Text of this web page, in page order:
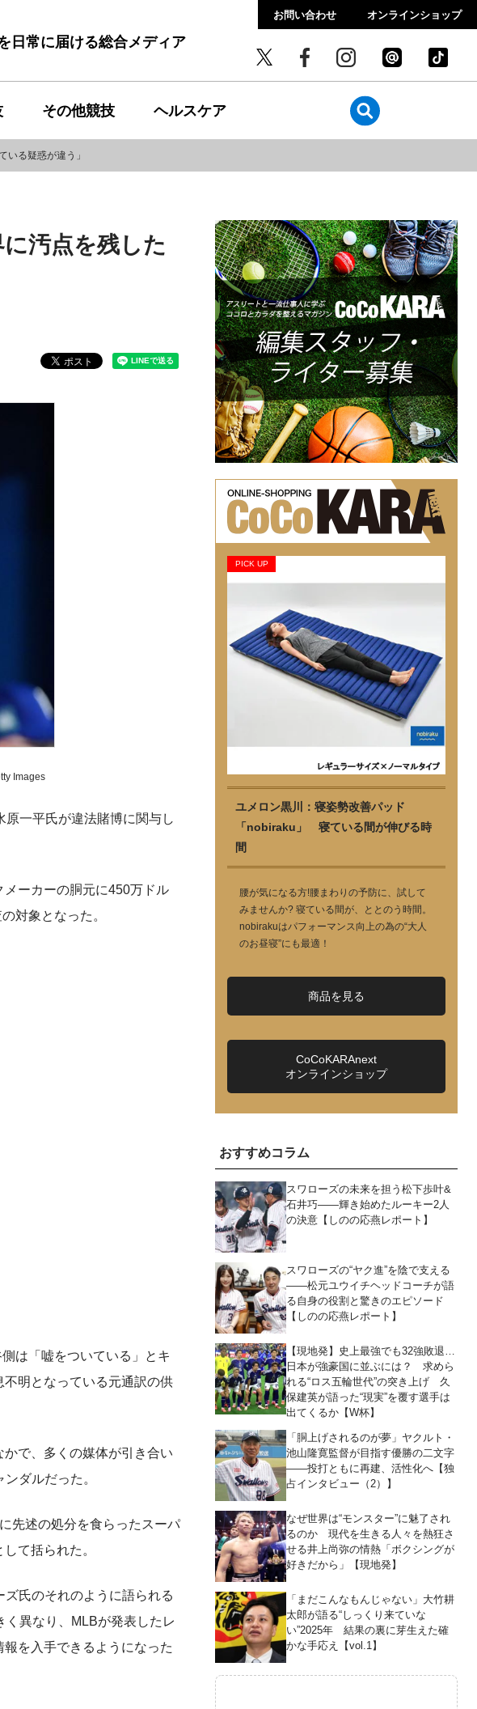
日常に届ける総合メディア
お問い合わせ オンラインショップ
その他競技 ヘルスケア
る疑惑が違う」
汚点を残した
Images
一平氏が違法賭博に関与し
ーカーの胴元に450万ドル
対象となった。
は「嘘をついている」とキ
明となっている元通訳の供
で、多くの媒体が引き合い
ダルだった。
先述の処分を食らったスーパ
て括られた。
氏のそれのように語られる
異なり、MLBが発表したレ
を入手できるようになった
PICK UP
ユメロン黒川：寝姿勢改善パッド
「nobiraku」 寝ている間が伸びる時
間
腰が気になる方!腰まわりの予防に、試して
みませんか? 寝ている間が、ととのう時間。
nobirakuはパフォーマンス向上の為の“大人
のお昼寝”にも最適！
商品を見る
CoCoKARAnext
オンラインショップ
おすすめコラム
スワローズの未来を担う松下歩叶&
石井巧――輝き始めたルーキー2人
の決意【しのの応燕レポート】
スワローズの“ヤク進”を陰で支える
――松元ユウイチヘッドコーチが語
る自身の役割と驚きのエピソード
【しのの応燕レポート】
【現地発】史上最強でも32強敗退…
日本が強豪国に並ぶには？ 求めら
れる“ロス五輪世代”の突き上げ 久
保建英が語った“現実”を覆す選手は
出てくるか【W杯】
「胴上げされるのが夢」ヤクルト・
池山隆寛監督が目指す優勝の二文字
――投打ともに再建、活性化へ【独
占インタビュー（2）】
なぜ世界は“モンスター”に魅了され
るのか 現代を生きる人々を熱狂さ
せる井上尚弥の情熱「ボクシングが
好きだから」【現地発】
「まだこんなもんじゃない」大竹耕
太郎が語る“しっくり来ていな
い”2025年 結果の裏に芽生えた確
かな手応え【vol.1】